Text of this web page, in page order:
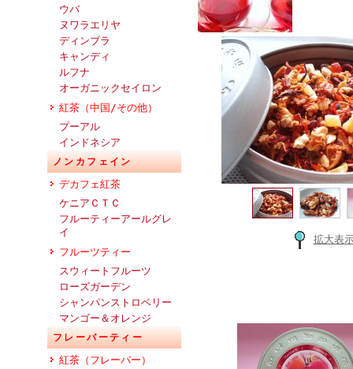
ウバ
ヌワラエリヤ
ディンブラ
キャンディ
ルフナ
オーガニックセイロン
紅茶（中国/その他）
プーアル
インドネシア
ノンカフェイン
デカフェ紅茶
ケニアＣＴＣ
フルーティーアールグレ
イ
フルーツティー
スウィートフルーツ
ローズガーデン
シャンパンストロベリー
マンゴー＆オレンジ
フレーバーティー
紅茶（フレーバー）
拡大表